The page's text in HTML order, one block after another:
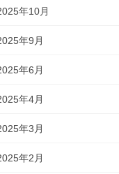
年10月
年9月
年6月
年4月
年3月
年2月